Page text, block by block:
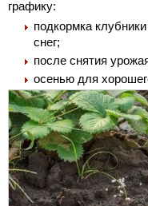
графику:
подкормка
снег;
после снятия
осенью для